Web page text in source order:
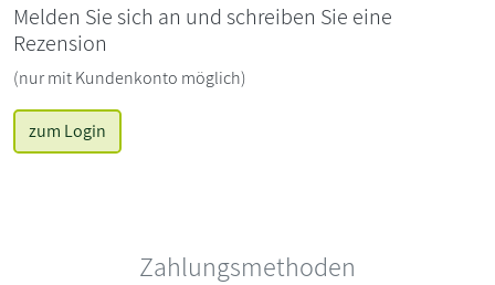
Melden Sie sich an und schreiben Sie eine
Rezension
(nur mit Kundenkonto möglich)
zum Login
Zahlungsmethoden